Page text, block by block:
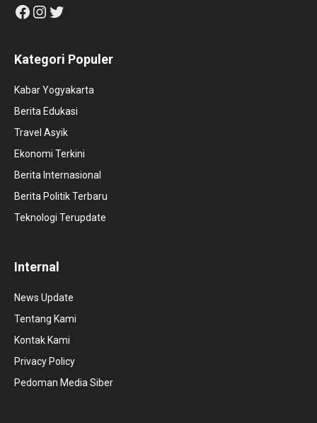
Facebook
Instagram
Twitter
Kategori Populer
Kabar Yogyakarta
Berita Edukasi
Travel Asyik
Ekonomi Terkini
Berita Internasional
Berita Politik Terbaru
Teknologi Terupdate
Internal
News Update
Tentang Kami
Kontak Kami
Privacy Policy
Pedoman Media Siber